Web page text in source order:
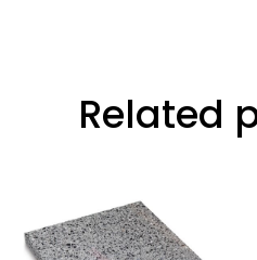
Related